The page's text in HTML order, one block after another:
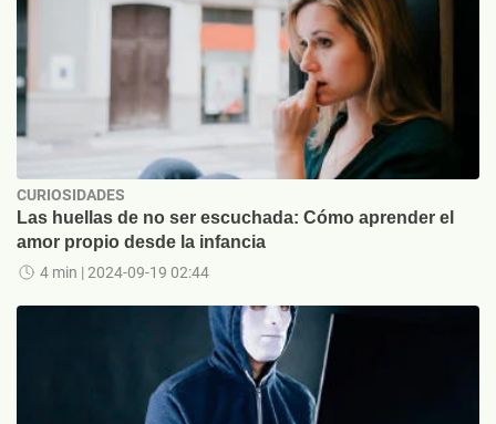
CURIOSIDADES
Las huellas de no ser escuchada: Cómo aprender el
amor propio desde la infancia
4 min | 2024-09-19 02:44